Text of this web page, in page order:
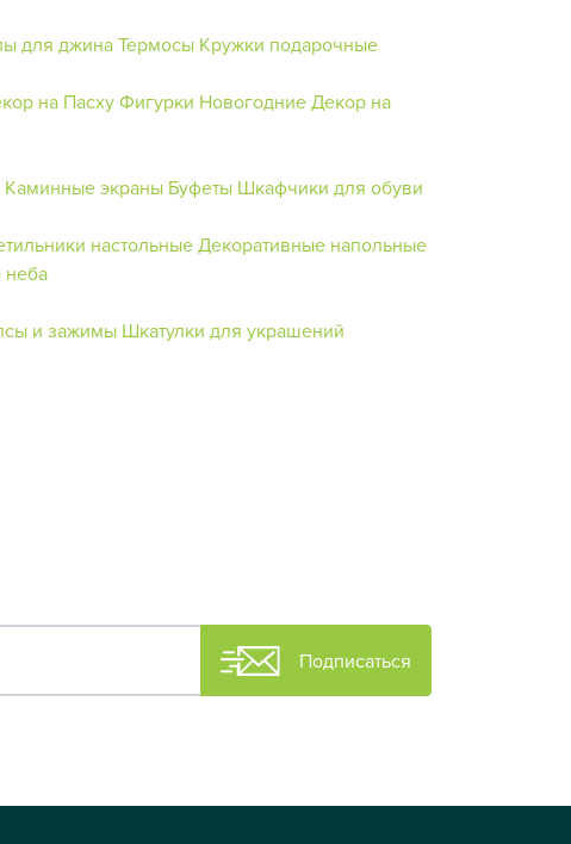
для джинаТермосы Кружки подарочные
на ПасхуФигурки НовогодниеДекор на
Каминные экраны Буфеты Шкафчики для обуви
настольныеДекоративные напольные
неба
и зажимы Шкатулки для украшений
Подписаться